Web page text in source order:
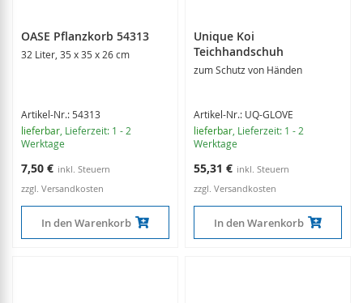
OASE Pflanzkorb 54313
32 Liter, 35 x 35 x 26 cm
Artikel-Nr.: 54313
lieferbar , Lieferzeit: 1 - 2
Werktage
7,50 €
zzgl. Versandkosten
In den Warenkorb
Unique Koi
Teichhandschuh
zum Schutz von Händen
Artikel-Nr.: UQ-GLOVE
lieferbar , Lieferzeit: 1 - 2
Werktage
55,31 €
zzgl. Versandkosten
In den Warenkorb